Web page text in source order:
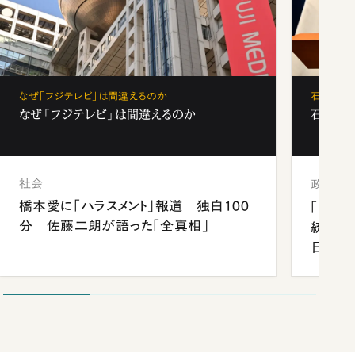
なぜ「フジテレビ」は間違えるのか
なぜ「フジテレビ」は間違えるのか
社会
橋本愛に「ハラスメント」報道 独白100
分 佐藤二朗が語った「全真相」
石破茂、
石破茂
政治
「楽し
統領と
日米